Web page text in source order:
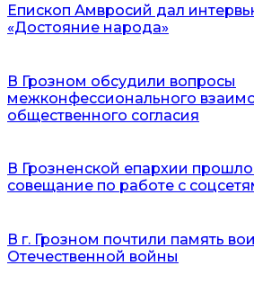
Епископ Амвросий дал
«Достояние народа»
В Грозном обсудили вопросы
межконфессионального
общественного согласия
В Грозненской епархии
совещание по работе с
В г. Грозном почтили память
Отечественной войны